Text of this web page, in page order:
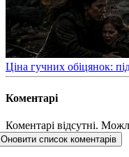
​Ціна гучних обіцянок:
Коментарі
Коментарі відсутні.
Оновити список коментарів